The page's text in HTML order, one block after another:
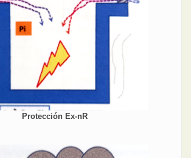
Protección Ex-nR